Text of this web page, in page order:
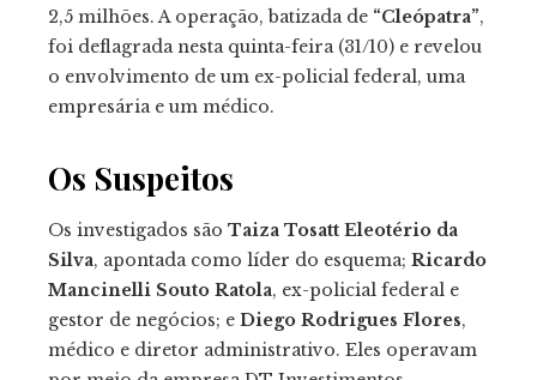
2,5 milhões. A operação, batizada de “Cleópatra”,
foi deflagrada nesta quinta-feira (31/10) e revelou
o envolvimento de um ex-policial federal, uma
empresária e um médico.
Os Suspeitos
Os investigados são Taiza Tosatt Eleotério da
Silva, apontada como líder do esquema; Ricardo
Mancinelli Souto Ratola, ex-policial federal e
gestor de negócios; e Diego Rodrigues Flores,
médico e diretor administrativo. Eles operavam